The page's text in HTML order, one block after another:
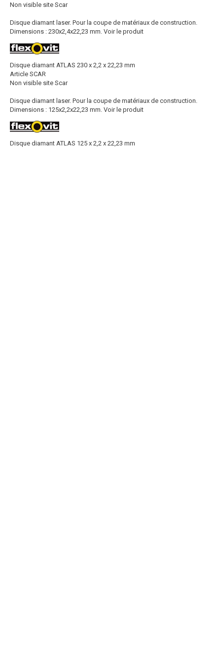
Non visible site Scar
Disque diamant laser. Pour la coupe de matériaux de construction.
Dimensions : 230x2,4x22,23 mm. Voir le produit
Disque diamant ATLAS 230 x 2,2 x 22,23 mm
Article SCAR
Non visible site Scar
Disque diamant laser. Pour la coupe de matériaux de construction.
Dimensions : 125x2,2x22,23 mm. Voir le produit
Disque diamant ATLAS 125 x 2,2 x 22,23 mm